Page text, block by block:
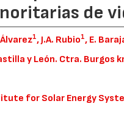
de
1, J.A. Rubio1, E.
y León. Ctra. Burgos
for Solar Energy